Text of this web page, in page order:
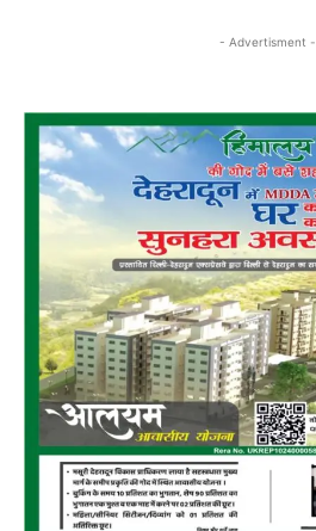
- Advertisment -